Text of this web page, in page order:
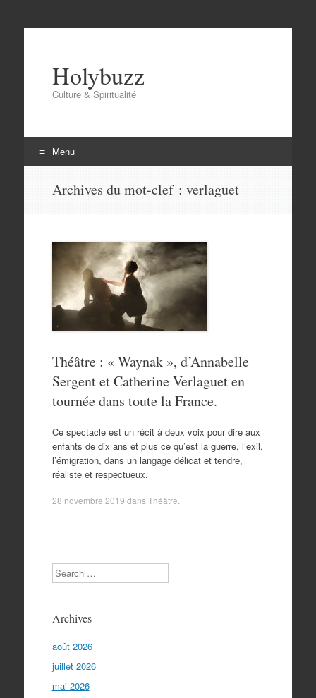
Holybuzz
Culture & Spiritualité
Menu
Archives du mot-clef : verlaguet
Théâtre : « Waynak », d’Annabelle
Sergent et Catherine Verlaguet en
tournée dans toute la France.
Ce spectacle est un récit à deux voix pour dire aux
enfants de dix ans et plus ce qu’est la guerre, l’exil,
l’émigration, dans un langage délicat et tendre,
réaliste et respectueux.
28 novembre 2019 dansThéâtre
Search
Archives
août 2026
juillet 2026
mai 2026